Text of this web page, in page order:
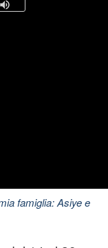
famiglia: Asiye e